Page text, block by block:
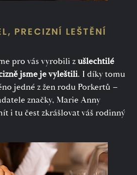
PRECIZNÍ LEŠTĚNÍ
pro vás vyrobili zušlechtilé
jsme je vyleštili. I díky tomu
jedné z žen rodu Porkertů –
značky, Marie Anny
i tu čest zkrášlovat váš rodinný